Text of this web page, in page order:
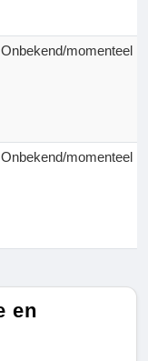
Onbekend/momenteel
Onbekend/momenteel
en